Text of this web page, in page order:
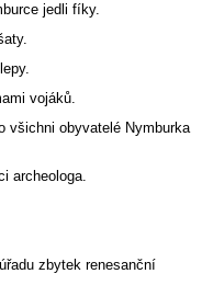
jedli fíky.
vojáků.
všichni obyvatelé Nymburka
archeologa.
zbytek renesanční